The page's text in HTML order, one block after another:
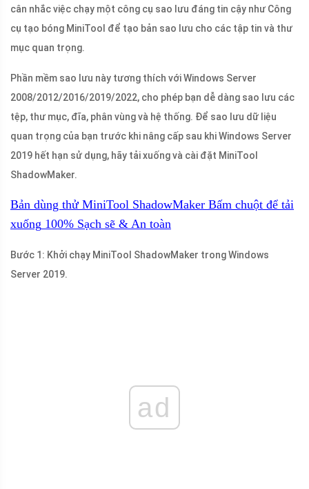
cân nhắc việc chạy một công cụ sao lưu đáng tin cậy như Công
cụ tạo bóng MiniTool để tạo bản sao lưu cho các tập tin và thư
mục quan trọng.
Phần mềm sao lưu này tương thích với Windows Server
2008/2012/2016/2019/2022, cho phép bạn dễ dàng sao lưu các
tệp, thư mục, đĩa, phân vùng và hệ thống. Để sao lưu dữ liệu
quan trọng của bạn trước khi nâng cấp sau khi Windows Server
2019 hết hạn sử dụng, hãy tải xuống và cài đặt MiniTool
ShadowMaker.
Bản dùng thử MiniTool ShadowMaker Bấm chuột để tải
xuống 100% Sạch sẽ & An toàn
Bước 1: Khởi chạy MiniTool ShadowMaker trong Windows
Server 2019.
ad